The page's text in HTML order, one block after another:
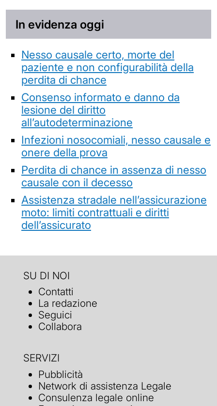
In evidenza oggi
Nesso causale certo, morte del
paziente e non configurabilità della
perdita di chance
Consenso informato e danno da
lesione del diritto
all’autodeterminazione
Infezioni nosocomiali, nesso causale e
onere della prova
Perdita di chance in assenza di nesso
causale con il decesso
Assistenza stradale nell’assicurazione
moto: limiti contrattuali e diritti
dell’assicurato
SU DI NOI
Contatti
La redazione
Seguici
Collabora
SERVIZI
Pubblicità
Network di assistenza Legale
Consulenza legale online